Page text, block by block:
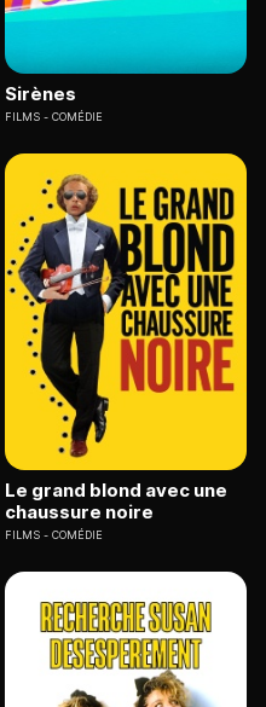
Sirènes
FILMS COMÉDIE
Le grand blond avec une
chaussure noire
FILMS COMÉDIE